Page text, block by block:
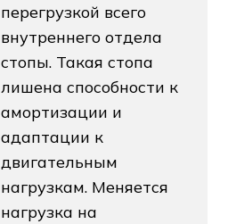
перегрузкой всего
внутреннего отдела
стопы. Такая стопа
лишена способности к
амортизации и
адаптации к
двигательным
нагрузкам. Меняется
нагрузка на